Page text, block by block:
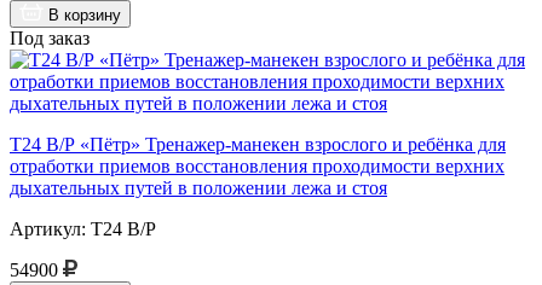
В корзину
Под заказ
Т24 В/Р «Пётр» Тренажер-манекен взрослого и ребёнка для
отработки приемов восстановления проходимости верхних
дыхательных путей в положении лежа и стоя
Артикул: Т24 В/Р
54900